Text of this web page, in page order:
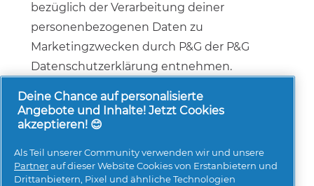
bezüglich der Verarbeitung deiner
personenbezogenen Daten zu
Marketingzwecken durch P&G der P&G
Datenschutzerklärung entnehmen.
13. An wen wende ich mich mit einer
allgemeinen Frage zu P&G?
Bitte kontaktiere dazu den P&G
Kundenservice für Deutschland unter 0800
Deine Chance auf personalisierte
Angebote und Inhalte! Jetzt Cookies
akzeptieren! 😊
Als Teil unserer Community verwenden wir und unsere
Partnerauf dieser Website Cookies von Erstanbietern und
Drittanbietern, Pixel und ähnliche Technologien